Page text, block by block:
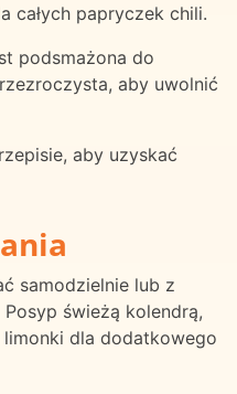
całych papryczek chili.
podsmażona do
aby uwolnić
aby uzyskać
samodzielnie lub z
świeżą kolendrą,
dla dodatkowego